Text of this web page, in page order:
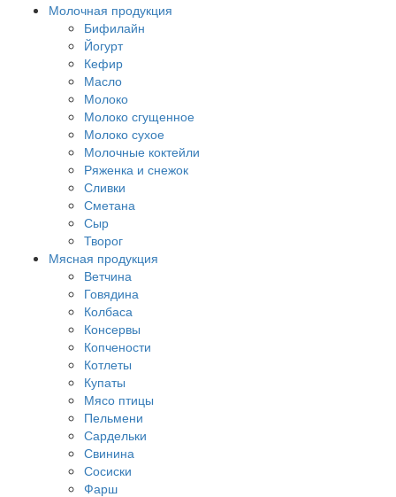
Молочная продукция
Бифилайн
Йогурт
Кефир
Масло
Молоко
Молоко сгущенное
Молоко сухое
Молочные коктейли
Ряженка и снежок
Сливки
Сметана
Сыр
Творог
Мясная продукция
Ветчина
Говядина
Колбаса
Консервы
Копчености
Котлеты
Купаты
Мясо птицы
Пельмени
Сардельки
Свинина
Сосиски
Фарш